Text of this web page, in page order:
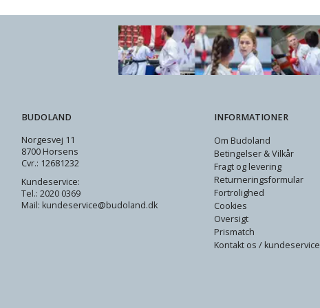
BUDOLAND
Norgesvej 11
8700 Horsens
Cvr.: 12681232
Kundeservice:
Tel.: 2020 0369
Mail: kundeservice@budoland.dk
INFORMATIONER
Om Budoland
Betingelser & Vilkår
Fragt og levering
Returneringsformular
Fortrolighed
Cookies
Oversigt
Prismatch
Kontakt os / kundeservice